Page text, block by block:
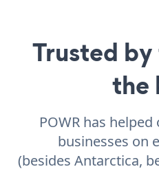
Trusted
the
POWR has
businesses on
(besides Antarctica,